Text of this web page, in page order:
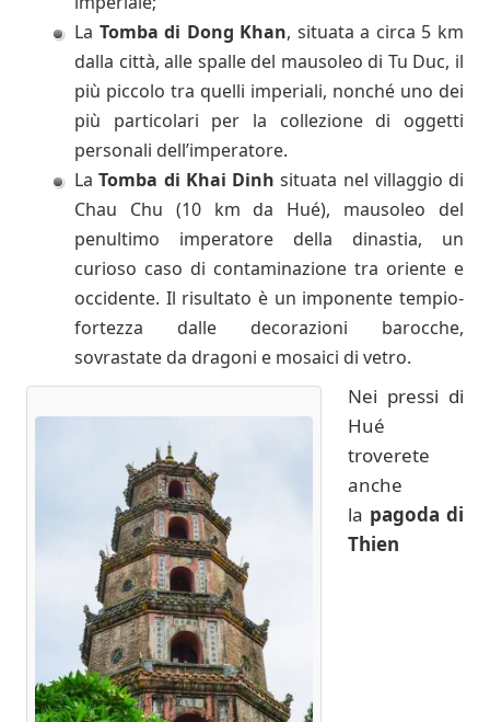
La Tomba di Dong Khan, situata a circa 5 km
dalla città, alle spalle del mausoleo di Tu Duc, il
più piccolo tra quelli imperiali, nonché uno dei
più particolari per la collezione di oggetti
personali dell’imperatore.
LaTomba di Khai Dinhsituata nel villaggio di
Chau Chu (10 km da Hué), mausoleo del
penultimo imperatore della dinastia, un
curioso caso di contaminazione tra oriente e
occidente. Il risultato è un imponente tempio-
fortezza dalle decorazioni barocche,
sovrastate da dragoni e mosaici di vetro.
Nei pressi di
Hué
troverete
anche
la pagoda di
Thien